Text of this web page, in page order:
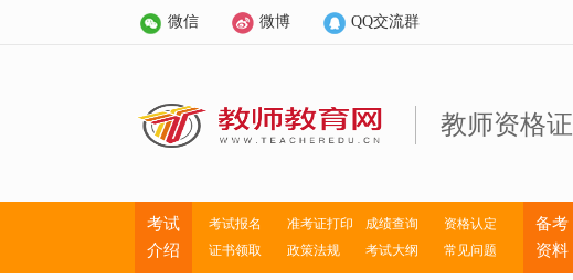
微信 微博 QQ交流群
教师资格证
考试
介绍
考试报名 准考证打印 成绩查询
资格认定
证书领取
政策法规 考试大纲 常见问题
备考
资料